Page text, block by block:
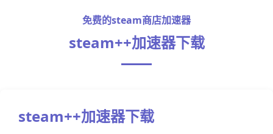
免费的steam商店加速器
steam++加速器下载
steam++加速器下载